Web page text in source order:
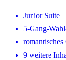
Junior Suite
5-Gang-
9 weitere